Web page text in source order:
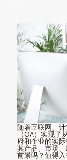
随着互联网、
（OA）实现了
府和企业的实
其产品、市场
前景吗？值得入